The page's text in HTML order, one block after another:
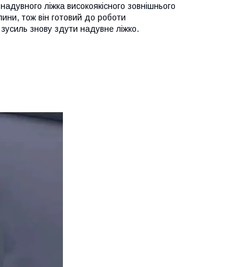
ліжка високоякісного зовнішнього
тож він готовий до роботи
знову здути надувне ліжко.